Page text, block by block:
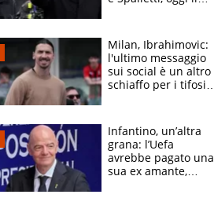
Milan, Ibrahimovic:
l'ultimo messaggio
sui social è un altro
schiaffo per i tifosi
Infantino, un’altra
grana: l’Uefa
avrebbe pagato una
sua ex amante,